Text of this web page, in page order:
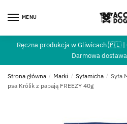
MENU
Ręczna produkcja w Gliwicach 🇵🇱 |
Darmowa
Strona główna / Marki / Sytamicha / Syta
psa Królik z papają FREEZY 40g